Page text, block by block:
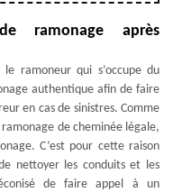
ramonage après
ramoneur qui s’occupe du
authentique afin de faire
en cas de sinistres. Comme
de cheminée légale,
C’est pour cette raison
nettoyer les conduits et les
de faire appel à un